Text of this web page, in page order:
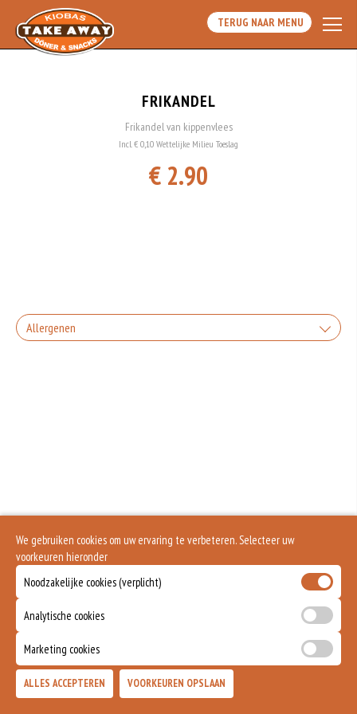
TERUG NAAR MENU
FRIKANDEL
Frikandel van kippenvlees
Incl. € 0,10 Wettelijke Milieu Toeslag
€ 2.90
Allergenen
We gebruiken cookies om uw ervaring te verbeteren. Selecteer uw
voorkeuren hieronder
Noodzakelijke cookies (verplicht)
Analytische cookies
Marketing cookies
ALLES ACCEPTEREN VOORKEUREN OPSLAAN